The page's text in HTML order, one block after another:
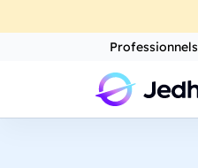
Professionnels